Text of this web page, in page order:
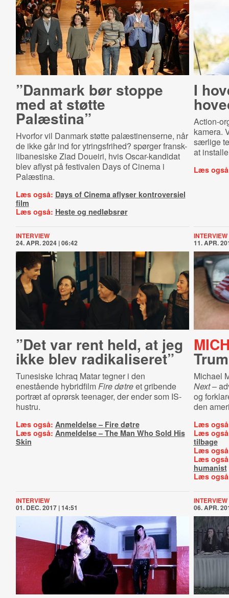
”Danmark bør stoppe
med at støtte
Palæstina”
Hvorfor vil Danmark støtte palæstinenserne, når
de ikke går ind for ytringsfrihed? spørger fransk-
libanesiske Ziad Doueiri, hvis Oscar-kandidat
blev aflyst på festivalen Days of Cinema i
Palæstina.
Læs også: Days of Cinema aflyser kontroversiel
film
Læs også: Heste og nedløbsrør
I
Action-
kamera.
særlige
at
Læs
INTERVIEW
24. APR. 2024 | 06:42
”Det var rent held, at jeg
ikke blev radikaliseret”
Tunesiske Ichraq Matar tegner i den
enestående hybridfilmFire døtreet gribende
portræt af oprørsk teenager, der ender som IS-
hustru.
Læs også: Anmeldelse – Fire døtre
Læs også: Anmeldelse – The Man Who Sold His
Skin
INTERVIEW
11. APR.
Michael
Next–
og
den
Læs
Læs
tilbage
Læs
Læs
humanist
Læs
INTERVIEW
01. DEC. 2017 | 14:51
INTERVIEW
06. APR.